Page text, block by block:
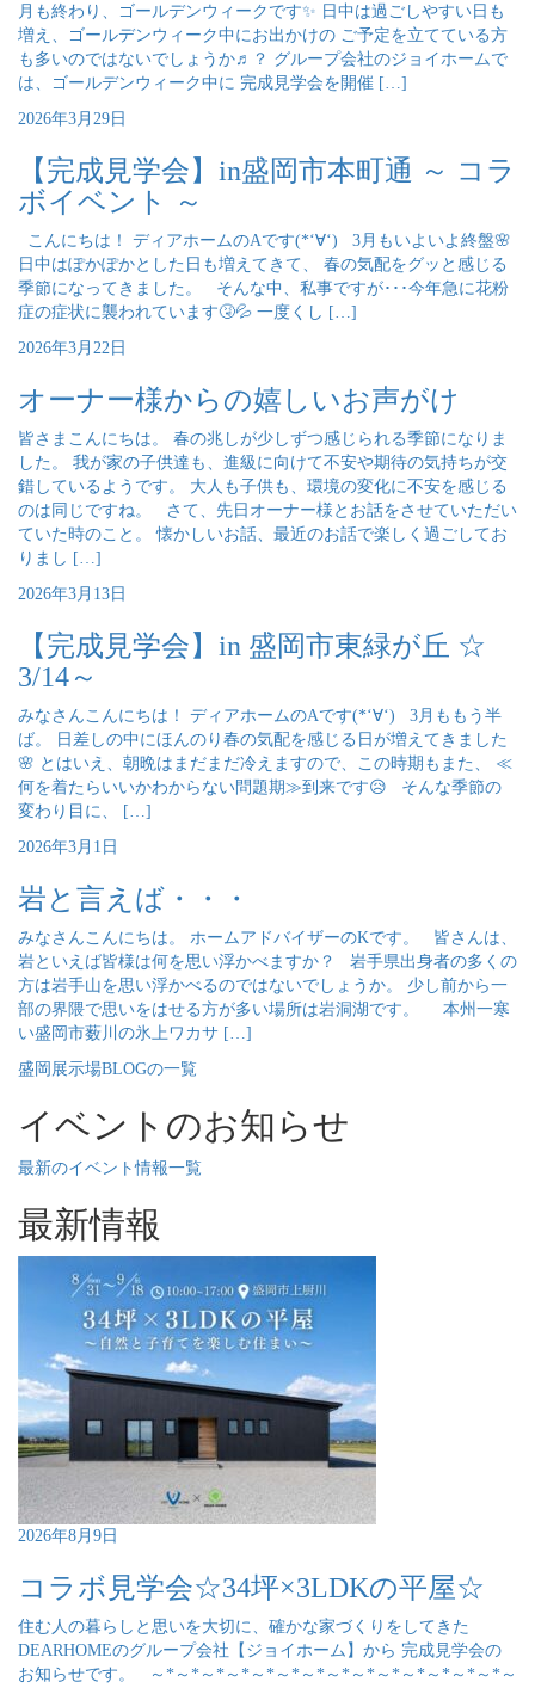
月も終わり、ゴールデンウィークです✨ 日中は過ごしやすい日も
増え、ゴールデンウィーク中にお出かけの ご予定を立てている方
も多いのではないでしょうか♬？ グループ会社のジョイホームで
は、ゴールデンウィーク中に 完成見学会を開催 […]
2026年3月29日
【完成見学会】in盛岡市本町通 ～ コラ
ボイベント ～
こんにちは！ ディアホームのAです(*‘∀‘) 3月もいよいよ終盤🌸
日中はぽかぽかとした日も増えてきて、 春の気配をグッと感じる
季節になってきました。 そんな中、私事ですが･･･今年急に花粉
症の症状に襲われています🤧💦 一度くし […]
2026年3月22日
オーナー様からの嬉しいお声がけ
皆さまこんにちは。 春の兆しが少しずつ感じられる季節になりま
した。 我が家の子供達も、進級に向けて不安や期待の気持ちが交
錯しているようです。 大人も子供も、環境の変化に不安を感じる
のは同じですね。 さて、先日オーナー様とお話をさせていただい
ていた時のこと。 懐かしいお話、最近のお話で楽しく過ごしてお
りまし […]
2026年3月13日
【完成見学会】in 盛岡市東緑が丘 ☆
3/14～
みなさんこんにちは！ ディアホームのAです(*‘∀‘) 3月ももう半
ば。 日差しの中にほんのり春の気配を感じる日が増えてきました
🌸 とはいえ、朝晩はまだまだ冷えますので、この時期もまた、 ≪
何を着たらいいかわからない問題期≫到来です😥 そんな季節の
変わり目に、 […]
2026年3月1日
岩と言えば・・・
みなさんこんにちは。 ホームアドバイザーのKです。 皆さんは、
岩といえば皆様は何を思い浮かべますか？ 岩手県出身者の多くの
方は岩手山を思い浮かべるのではないでしょうか。 少し前から一
部の界隈で思いをはせる方が多い場所は岩洞湖です。 本州一寒
い盛岡市薮川の氷上ワカサ […]
盛岡展示場BLOGの一覧
イベントのお知らせ
最新のイベント情報一覧
最新情報
2026年8月9日
コラボ見学会☆34坪×3LDKの平屋☆
住む人の暮らしと思いを大切に、確かな家づくりをしてきた
DEARHOMEのグループ会社【ジョイホーム】から 完成見学会の
お知らせです。 ～*～*～*～*～*～*～*～*～*～*～*～*～*～*～